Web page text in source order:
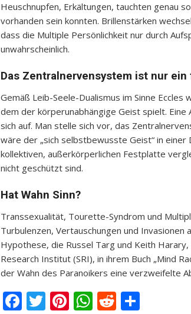
Heuschnupfen, Erkältungen, tauchten genau
vorhanden sein konnten. Brillenstärken
dass die Multiple Persönlichkeit nur durch
unwahrscheinlich.
Das Zentralnervensystem ist nur
Gemäß Leib-Seele-Dualismus im Sinne
dem der körperunabhängige Geist spielt.
sich auf. Man stelle sich vor, das
wäre der „sich selbstbewusste Geist“ in
kollektiven, außerkörperlichen Festplatte
nicht geschützt sind.
Hat Wahn Sinn?
Transsexualität, Tourette-Syndrom und
Turbulenzen, Vertauschungen und
Hypothese, die Russel Targ und Keith
Research Institut (SRI), in ihrem Buch „Mind
der Wahn des Paranoikers eine verzweifelte
Facebook
Twitter
Pinterest
WhatsApp
Reddit